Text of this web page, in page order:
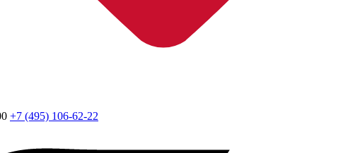
+7 (495) 106-62-22